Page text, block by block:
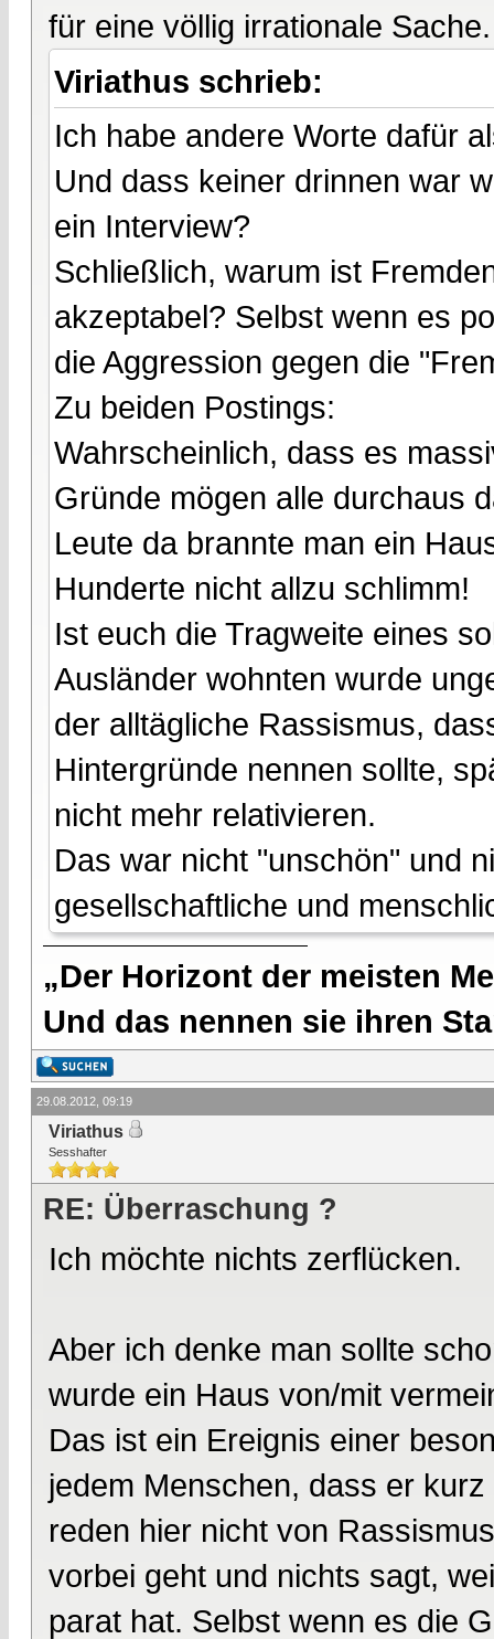
für eine völlig irrationale Sache.
Viriathus schrieb:
Ich habe andere Worte dafür
Und dass keiner drinnen war
ein Interview?
Schließlich, warum ist
akzeptabel? Selbst wenn es
die Aggression gegen die
Zu beiden Postings:
Wahrscheinlich, dass es
Gründe mögen alle durchaus
Leute da brannte man ein
Hunderte nicht allzu schlimm!
Ist euch die Tragweite eines
Ausländer wohnten wurde
der alltägliche Rassismus,
Hintergründe nennen sollte,
nicht mehr relativieren.
Das war nicht "unschön" und
gesellschaftliche und
„Der Horizont der meisten
Und das nennen sie ihren
29.08.2012, 09:19
Viriathus
Sesshafter
RE: Überraschung ?
Ich möchte nichts zerflücken.
Aber ich denke man sollte
wurde ein Haus von/mit
Das ist ein Ereignis einer
jedem Menschen, dass er
reden hier nicht von
vorbei geht und nichts sagt,
parat hat. Selbst wenn es die